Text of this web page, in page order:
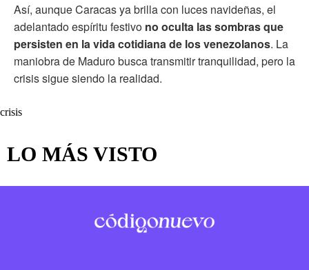
Así, aunque Caracas ya brilla con luces navideñas, el
adelantado espíritu festivo no oculta las sombras que
persisten en la vida cotidiana de los venezolanos. La
maniobra de Maduro busca transmitir tranquilidad, pero la
crisis sigue siendo la realidad.
crisis
LO MÁS VISTO